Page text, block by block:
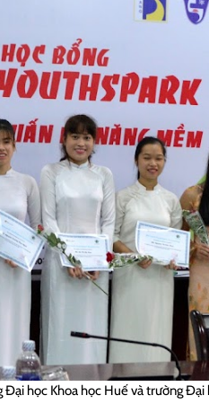
học Khoa học Huế và trường Đại